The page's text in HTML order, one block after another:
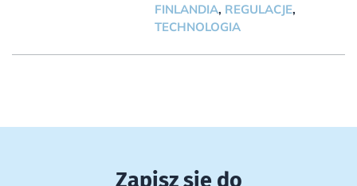
FINLANDIA, REGULACJE,
TECHNOLOGIA
Zapisz się do